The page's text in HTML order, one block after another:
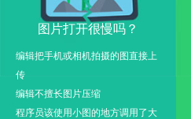
图片打开很慢吗？
编辑把手机或相机拍摄的图直接上
传
编辑不擅长图片压缩
程序员该使用小图的地方调用了大